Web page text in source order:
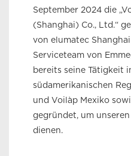
September 2024 die
(Shanghai) Co., Ltd.“
von elumatec
Serviceteam von
bereits seine Tätigkeit
südamerikanischen
und Voilàp Mexiko
gegründet, um
dienen.